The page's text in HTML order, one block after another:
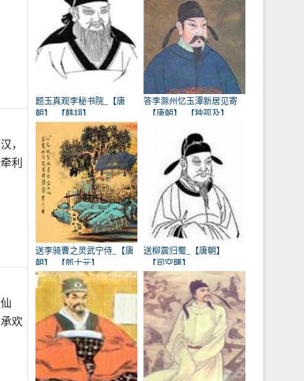
，
利
欢
题玉真观李秘书院_【唐
朝】_【韩翃】
答李滁州忆玉潭新居见寄
_【唐朝】_【独孤及】
送李骑曹之灵武宁侍_【唐
朝】_【郎士元】
送柳震归蜀_【唐朝】
_【司空曙】